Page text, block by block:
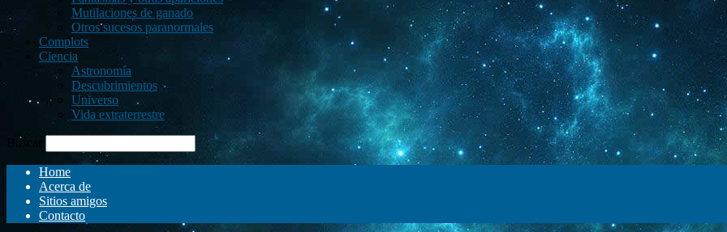
Mutilaciones de ganado
Otros sucesos paranormales
Complots
Ciencia
Astronomía
Descubrimientos
Universo
Vida extraterrestre
Buscar
Home
Acerca de
Sitios amigos
Contacto